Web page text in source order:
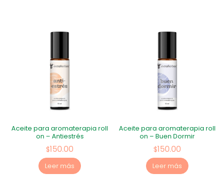
Aceite para aromaterapia roll
on – Antiestrés
$150.00
Leer más
Aceite para aromaterapia roll
on – Buen Dormir
$150.00
Leer más